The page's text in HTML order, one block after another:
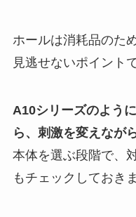
ホールは消耗品のた
見逃せないポイントで
A10シリーズのよう
ら、刺激を変えなが
本体を選ぶ段階で、
もチェックしておき